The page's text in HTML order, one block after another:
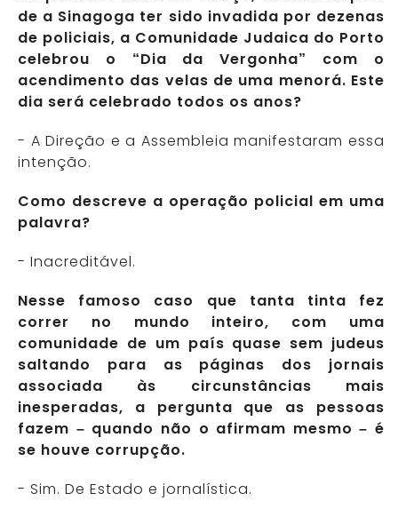
de a Sinagoga ter sido invadida por dezenas
de policiais, a Comunidade Judaica do Porto
celebrou o “Dia da Vergonha” com o
acendimento das velas de uma menorá. Este
dia será celebrado todos os anos?
- A Direção e a Assembleia manifestaram essa
intenção.
Como descreve a operação policial em uma
palavra?
- Inacreditável.
Nesse famoso caso que tanta tinta fez
correr no mundo inteiro, com uma
comunidade de um país quase sem judeus
saltando para as páginas dos jornais
associada às circunstâncias mais
inesperadas, a pergunta que as pessoas
fazem – quando não o afirmam mesmo – é
se houve corrupção.
- Sim. De Estado e jornalística.